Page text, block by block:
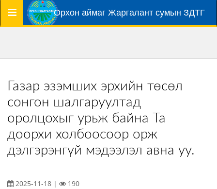
Цэс Орхон аймаг Жаргалант сумын ЗДТГ
Газар эзэмших эрхийн төсөл
сонгон шалгаруултад
оролцохыг урьж байна Та
доорхи холбоосоор орж
дэлгэрэнгүй мэдээлэл авна уу.
2025-11-18 | 190